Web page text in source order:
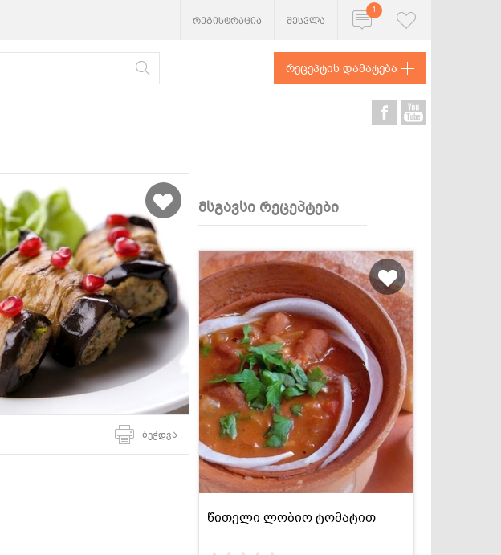
რეგისტრაცია შესვლა
1
რეცეპტის დამატება
ცომეული ხორცეული
თევზი და
ზღვის
პროდუქტები
პასტა და
სასმელები
კონსერვი და
სოუსები
ბეჭდვა
მსგავსი რეცეპტები
წითელი ლობიო ტომატით